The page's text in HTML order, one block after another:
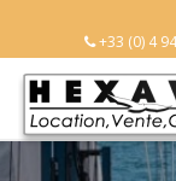
+33 (0) 4